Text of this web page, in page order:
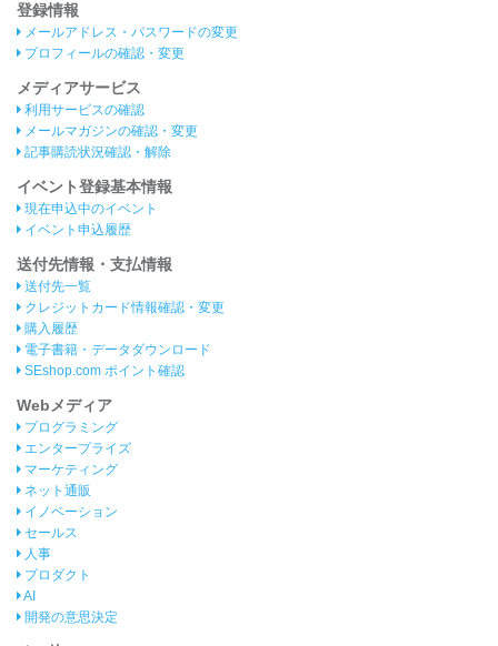
登録情報
メールアドレス・パスワードの変更
プロフィールの確認・変更
メディアサービス
利用サービスの確認
メールマガジンの確認・変更
記事購読状況確認・解除
イベント登録基本情報
現在申込中のイベント
イベント申込履歴
送付先情報・支払情報
送付先一覧
クレジットカード情報確認・変更
購入履歴
電子書籍・データダウンロード
SEshop.com ポイント確認
Webメディア
プログラミング
エンタープライズ
マーケティング
ネット通販
イノベーション
セールス
人事
プロダクト
AI
開発の意思決定